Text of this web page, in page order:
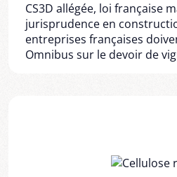
CS3D allégée, loi française
jurisprudence en
entreprises françaises
Omnibus sur le devoir de